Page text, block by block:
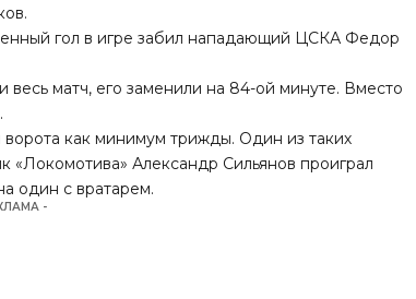
гол в игре забил нападающий ЦСКА Федор
весь матч, его заменили на 84-ой минуте. Вместо
ворота как минимум трижды. Один из таких
«Локомотива» Александр Сильянов проиграл
один с вратарем.
-